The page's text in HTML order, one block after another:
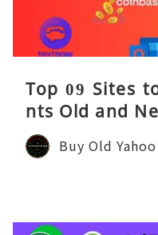
Top 09 Sites
nts Old and
Buy Old